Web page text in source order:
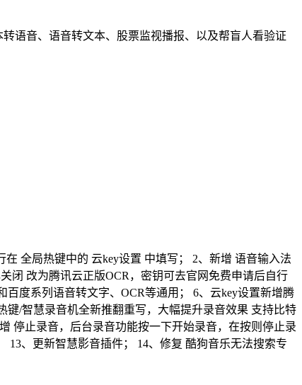
语音、语音转文本、股票监视播报、以及帮盲人看验证
全局热键中的 云key设置 中填写； 2、新增 语音输入法
闭 改为腾讯云正版OCR，密钥可去官网免费申请后自行
度系列语音转文字、OCR等通用； 6、云key设置新增腾
键/智慧录音机全新推翻重写，大幅提升录音效果 支持比特
停止录音，后台录音功能按一下开始录音，在按则停止录
13、更新智慧影音插件； 14、修复 酷狗音乐无法搜索专